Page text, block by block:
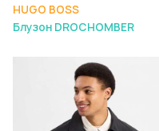
HUGO BOSS
Блузон DROCHOMBER